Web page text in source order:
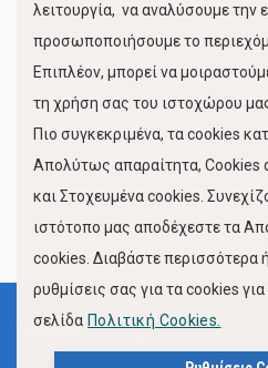
FOLLOW US
Όροι Χρήσης
Πολιτική
λειτουργία, να αναλύσουμε την
προσωποποιήσουμε το
Επιπλέον, μπορεί να
τη χρήση σας του ιστοχώρου
Πιο συγκεκριμένα, τα cookies
Απολύτως απαραίτητα, Cookies
και Στοχευμένα cookies.
ιστότοπο μας αποδέχεστε τα
cookies. Διαβάστε περισσότερα ή
ρυθμίσεις σας για τα cookies
σελίδα Πολιτική Cookies.